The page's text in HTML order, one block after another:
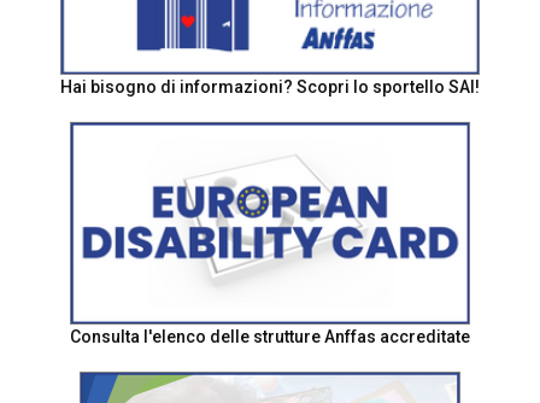
Hai bisogno di informazioni? Scopri lo sportello SAI!
Consulta l'elenco delle strutture Anffas accreditate